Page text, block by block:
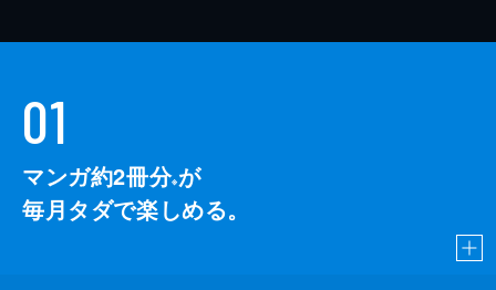
01
マンガ約2冊分※が
毎月タダで楽しめる。